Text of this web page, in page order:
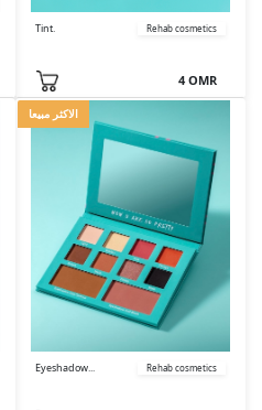
Rehab cosmetics
Tint.
4 OMR
الاكثر مبيعا
Rehab cosmetics
Eyeshadow...